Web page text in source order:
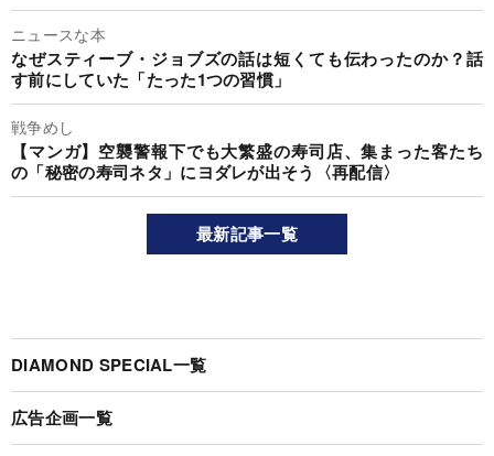
ニュースな本
なぜスティーブ・ジョブズの話は短くても伝わったのか？話
す前にしていた「たった1つの習慣」
戦争めし
【マンガ】空襲警報下でも大繁盛の寿司店、集まった客たち
の「秘密の寿司ネタ」にヨダレが出そう〈再配信〉
最新記事一覧
DIAMOND SPECIAL一覧
広告企画一覧